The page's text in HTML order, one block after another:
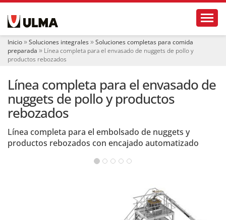
e Inicio Soluciones integrales
Soluciones completas para comida
preparada
Línea completa para el envasado de nuggets de pollo y
productos rebozados
Línea completa para el envasado de
nuggets de pollo y productos
rebozados
Línea completa para el embolsado de nuggets y
productos rebozados con encajado automatizado